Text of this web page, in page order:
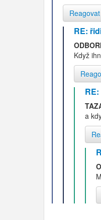
Reagovat
RE:
Když
a